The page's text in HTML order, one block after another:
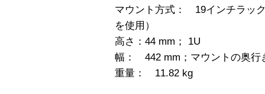
マウント方式： 19インチラッ
を使用）
高さ：44 mm； 1U
幅： 442 mm；マウントの奥行
重量： 11.82 kg